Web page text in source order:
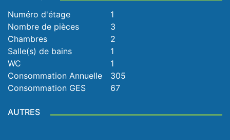
Numéro d'étage
1
Nombre de pièces
3
Chambres
2
Salle(s) de bains
1
WC
1
Consommation Annuelle
305
Consommation GES
67
AUTRES